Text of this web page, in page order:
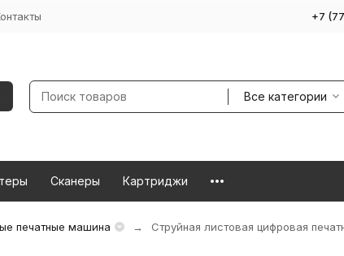
+7
Все категории
Сканеры Картриджи
печатные машина Струйная листовая цифровая